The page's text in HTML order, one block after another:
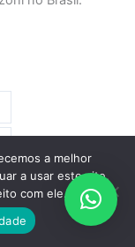
a melhor
a usar este site,
com ele.